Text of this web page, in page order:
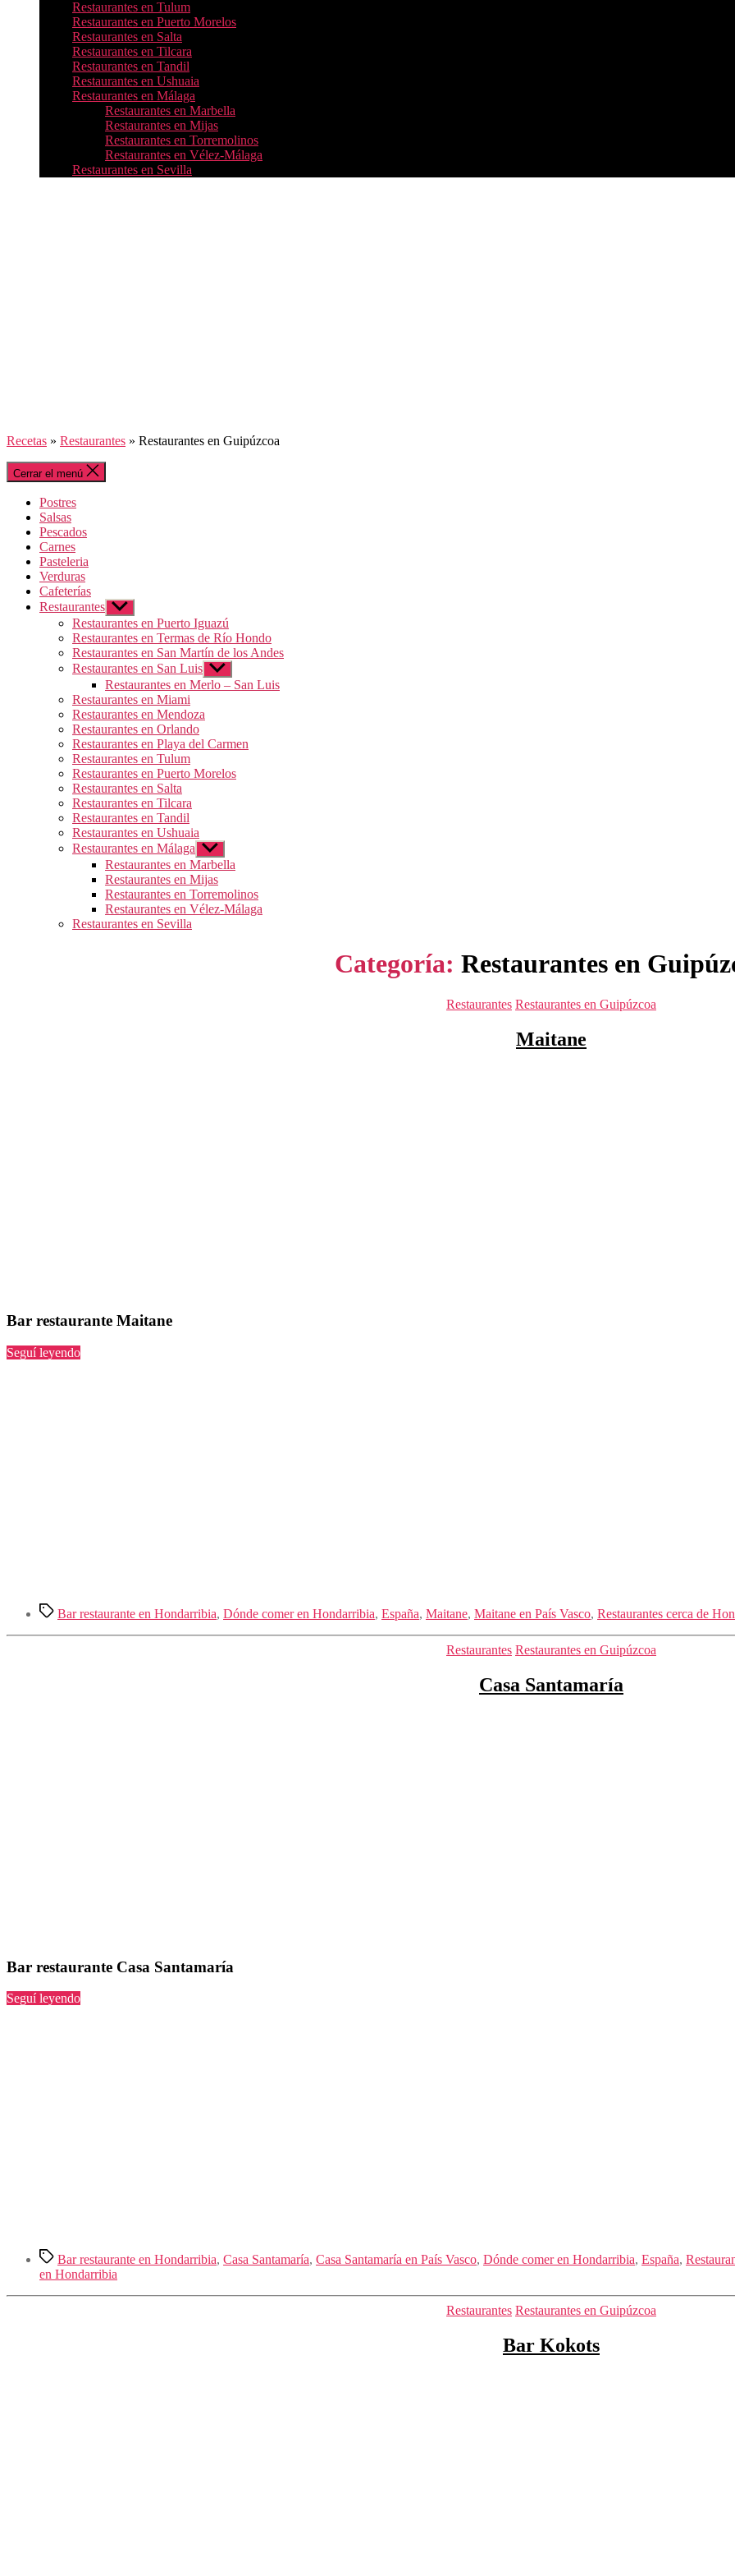
Restaurantes en Tulum
Restaurantes en Puerto Morelos
Restaurantes en Salta
Restaurantes en Tilcara
Restaurantes en Tandil
Restaurantes en Ushuaia
Restaurantes en Málaga
Restaurantes en Marbella
Restaurantes en Mijas
Restaurantes en Torremolinos
Restaurantes en Vélez-Málaga
Restaurantes en Sevilla
Recetas » Restaurantes » Restaurantes en Guipúzcoa
Cerrar el menú
Postres
Salsas
Pescados
Carnes
Pasteleria
Verduras
Cafeterías
Restaurantes Mostrar
el
submenú
Restaurantes en Puerto Iguazú
Restaurantes en Termas de Río Hondo
Restaurantes en San Martín de los Andes
Restaurantes en San Luis Mostrar
el
submenú
Restaurantes en Merlo – San Luis
Restaurantes en Miami
Restaurantes en Mendoza
Restaurantes en Orlando
Restaurantes en Playa del Carmen
Restaurantes en Tulum
Restaurantes en Puerto Morelos
Restaurantes en Salta
Restaurantes en Tilcara
Restaurantes en Tandil
Restaurantes en Ushuaia
Restaurantes en Málaga Mostrar
el
submenú
Restaurantes en Marbella
Restaurantes en Mijas
Restaurantes en Torremolinos
Restaurantes en Vélez-Málaga
Restaurantes en Sevilla
Categoría: Restaurantes en
Categorías
Restaurantes Restaurantes en Guipúzcoa
Maitane
Bar restaurante Maitane
Seguí leyendo“Maitane”
Etiquetas
Bar restaurante en Hondarribia, Dónde comer en Hondarribia, España, Maitane, Maitane en País Vasco, Restaurantes cerca de
Categorías
Restaurantes Restaurantes en Guipúzcoa
Casa Santamaría
Bar restaurante Casa Santamaría
Seguí leyendo“Casa
Etiquetas
Bar restaurante en Hondarribia, Casa Santamaría, Casa Santamaría en País Vasco, Dónde comer en Hondarribia, España,
en Hondarribia
Categorías
Restaurantes Restaurantes en Guipúzcoa
Bar Kokots